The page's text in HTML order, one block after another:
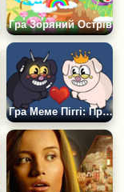
Гра Зоряний Острів
Гра Меме Піггі: Пригода